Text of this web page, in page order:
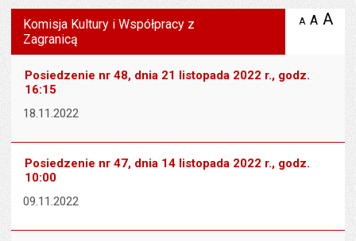
Wyświetlono artykuł "Komisja Kultury i Współpracy z Zagranicą".
Komisja Kultury i Współpracy z
Zagranicą
A zmniejsz
A A
Posiedzenie nr 48, dnia 21 listopada 2022 r., godz.
16:15
18.11.2022
Posiedzenie nr 47, dnia 14 listopada 2022 r., godz.
10:00
09.11.2022